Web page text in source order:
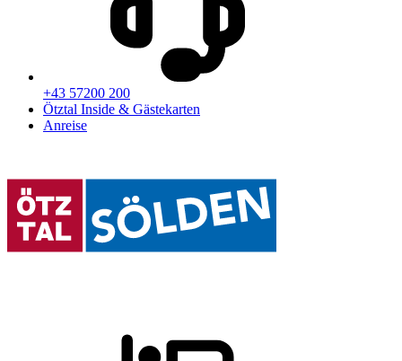
+43 57200 200
Ötztal Inside & Gästekarten
Anreise